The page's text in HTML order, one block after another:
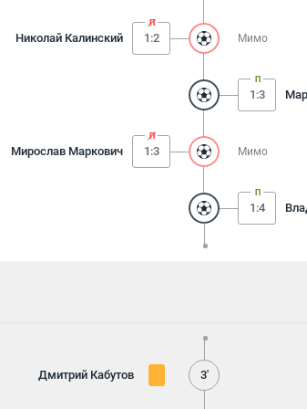
Николай Калинский 1:2 Мимо
1:3
Мирослав Маркович 1:3 Мимо
1:4
Дмитрий Кабутов 3'